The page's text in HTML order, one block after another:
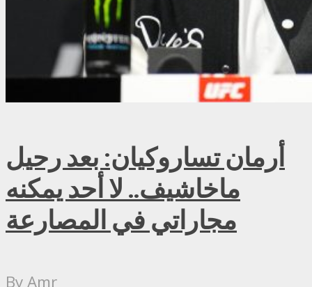
أرمان تساروكيان: بعد رحيل
ماخاشيف.. لا أحد يمكنه
مجاراتي في المصارعة
ByAmr